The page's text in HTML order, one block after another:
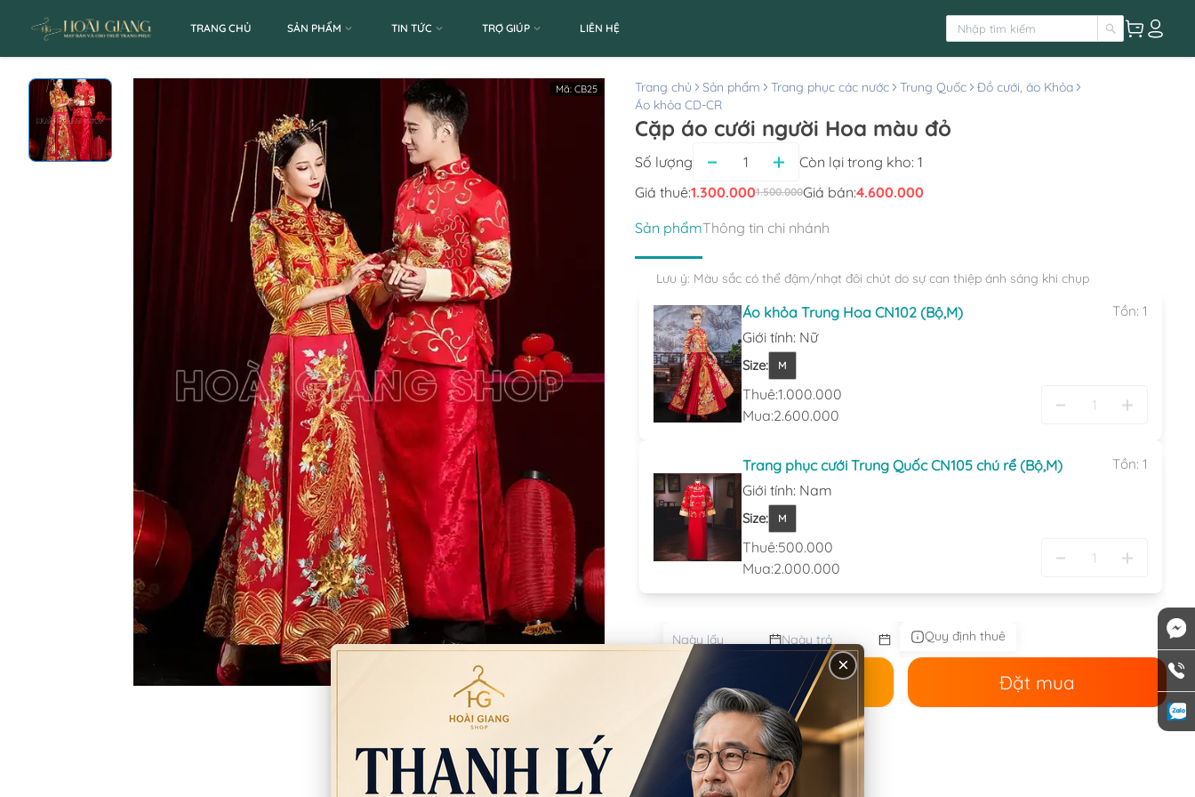
TRANG CHỦ SẢN PHẨM TIN TỨC TRỢ GIÚP LIÊN HỆ
Mã: CB25 Trang chủ Sản phẩm Trang phục các nước Trung Quốc
Đồ cưới, áo Khỏa
Áo khỏa CD-CR
Cặp áo cưới người Hoa màu đỏ
Số lượng Còn lại trong kho: 1
Giá thuê:1.300.0001.500.000Giá bán:4.600.000
Sản phẩmThông tin chi nhánh
Lưu ý: Màu sắc có thể đậm/nhạt đôi chút do sự can thiệp ánh sáng khi chụp
Áo khỏa Trung Hoa CN102 (Bộ,M) Tồn: 1
Giới tính: Nữ
Size: M
Thuê:1.000.000
Mua:2.600.000
Trang phục cưới Trung Quốc CN105 chú rể (Bộ,M) Tồn: 1
Giới tính: Nam
Size: M
Thuê:500.000
Mua:2.000.000
Quy định thuê
Đặt thuê Đặt mua
×